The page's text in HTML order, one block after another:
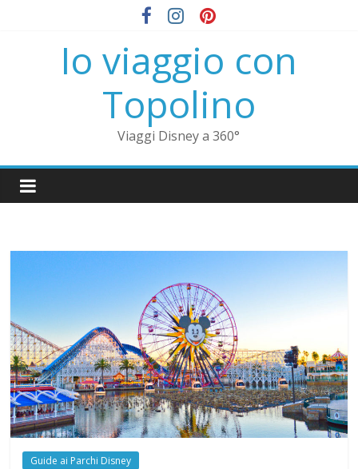
Io viaggio con
Topolino
Viaggi Disney a 360°
Guide ai Parchi Disney